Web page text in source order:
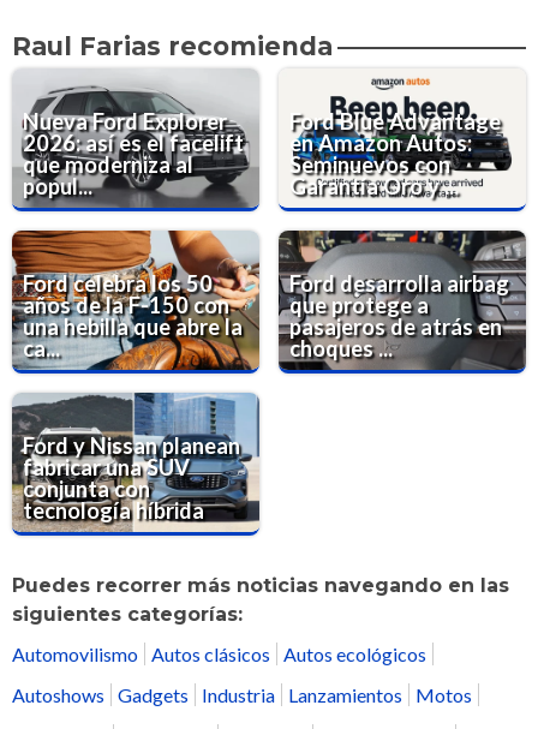
Raul Farias recomienda
Nueva Ford Explorer
2026: así es el facelift
que moderniza al
popul...
Ford Blue Advantage
en Amazon Autos:
Seminuevos con
Garantía Oro y ...
Ford celebra los 50
años de la F-150 con
una hebilla que abre la
ca...
Ford desarrolla airbag
que protege a
pasajeros de atrás en
choques ...
Ford y Nissan planean
fabricar una SUV
conjunta con
tecnología híbrida
Puedes recorrer más noticias navegando en las
siguientes categorías:
Automovilismo Autos clásicos
Autos ecológicos
Autoshows
Gadgets Industria Lanzamientos
Motos